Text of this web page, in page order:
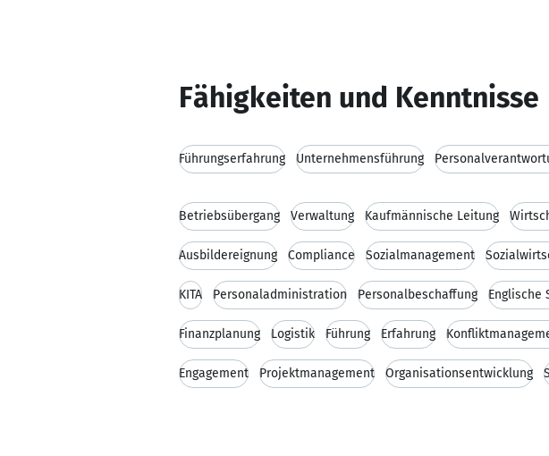
Fähigkeiten und Kenntnisse
Führungserfahrung Unternehmensführung
Betriebsübergang Verwaltung Kaufmännische Leitung
Ausbildereignung Compliance Sozialmanagement
KITA Personaladministration Personalbeschaffung Englische
Finanzplanung Logistik Führung Erfahrung
Engagement Projektmanagement Organisationsentwicklung